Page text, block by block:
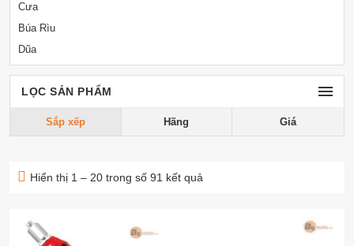
Cưa
Búa Rìu
Dũa
LỌC SẢN PHẨM
Sắp xếp Hãng Giá
Hiển thị 1 – 20 trong số 91 kết quả